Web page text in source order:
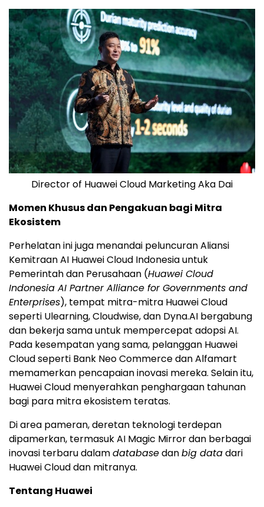
Director of Huawei Cloud Marketing Aka Dai
Momen Khusus dan Pengakuan bagi Mitra
Ekosistem
Perhelatan ini juga menandai peluncuran Aliansi
Kemitraan AI Huawei Cloud Indonesia untuk
Pemerintah dan Perusahaan (Huawei Cloud
Indonesia AI Partner Alliance for Governments and
Enterprises), tempat mitra-mitra Huawei Cloud
seperti Ulearning, Cloudwise, dan Dyna.AI bergabung
dan bekerja sama untuk mempercepat adopsi AI.
Pada kesempatan yang sama, pelanggan Huawei
Cloudseperti Bank Neo Commerce dan Alfamart
memamerkan pencapaian inovasi mereka. Selain itu,
Huawei Cloud menyerahkan penghargaan tahunan
bagi para mitra ekosistem teratas.
Di area pameran, deretan teknologi terdepan
dipamerkan, termasuk AI Magic Mirror dan berbagai
inovasi terbaru dalamdatabasedanbig datadari
Huawei Clouddan mitranya.
Tentang Huawei